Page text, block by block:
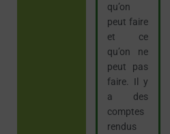
qu’on
peut faire
et ce
qu’on ne
peut pas
faire. Il y
a des
comptes
rendus